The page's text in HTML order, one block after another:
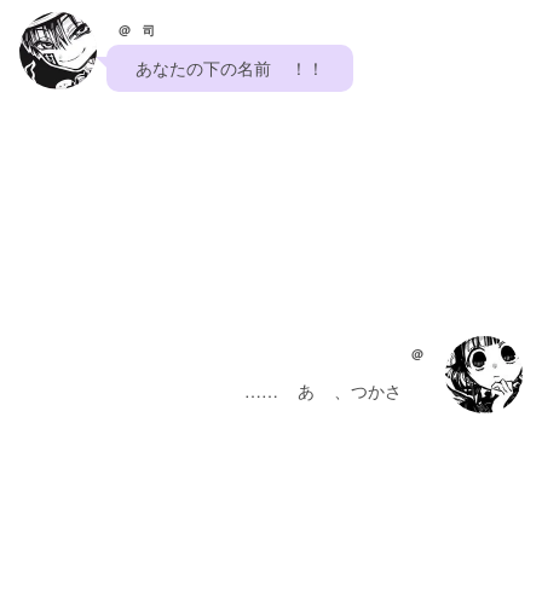
@ 司
    あなたの下の名前    ！！
@
    ……    あ    、つかさ